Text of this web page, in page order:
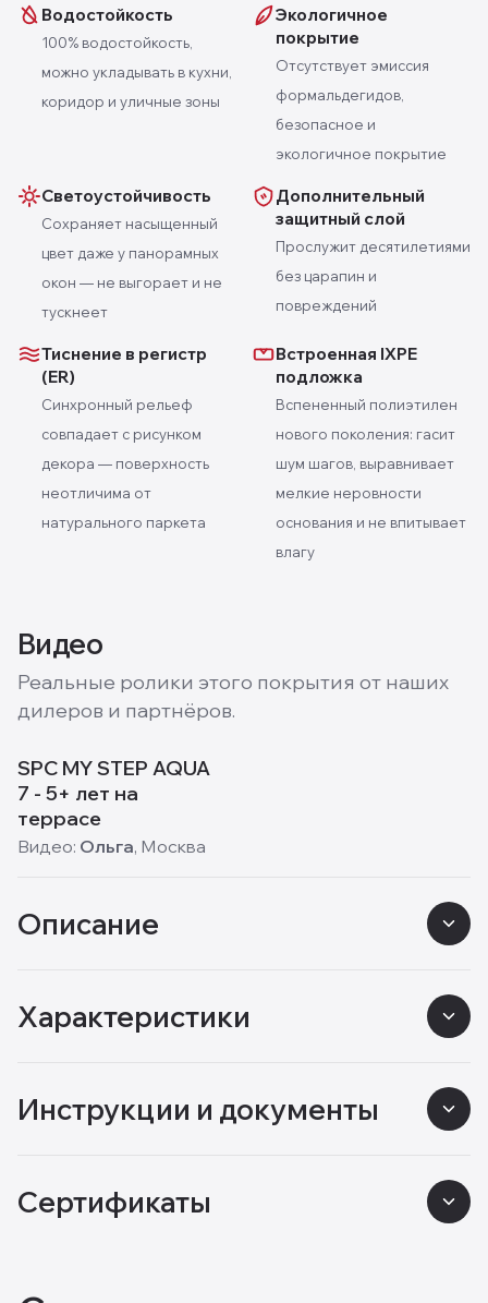
Водостойкость
100% водостойкость,
можно укладывать в кухни,
коридор и уличные зоны
Экологичное
покрытие
Отсутствует эмиссия
формальдегидов,
безопасное и
экологичное покрытие
Светоустойчивость
Сохраняет насыщенный
цвет даже у панорамных
окон — не выгорает и не
тускнеет
Дополнительный
защитный слой
Прослужит десятилетиями
без царапин и
повреждений
Тиснение в регистр
(ER)
Синхронный рельеф
совпадает с рисунком
декора — поверхность
неотличима от
натурального паркета
Встроенная IXPE
подложка
Вспененный полиэтилен
нового поколения: гасит
шум шагов, выравнивает
мелкие неровности
основания и не впитывает
влагу
Видео
Реальные ролики этого покрытия от наших
дилеров и партнёров.
SPC MY STEP AQUA
7 - 5+ лет на
террасе
Видео: Ольга, Москва
Описание
Характеристики
Инструкции и документы
Сертификаты